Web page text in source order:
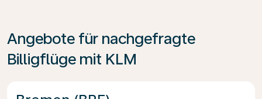
Angebote für nachgefragte
Billigflüge mit KLM